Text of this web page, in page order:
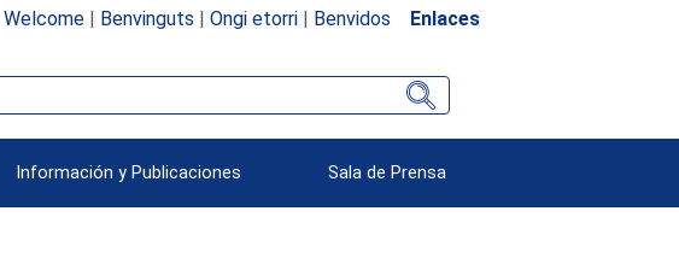
Welcome| Benvinguts | Ongi etorri| Benvidos Enlaces
Información y Publicaciones Sala de Prensa